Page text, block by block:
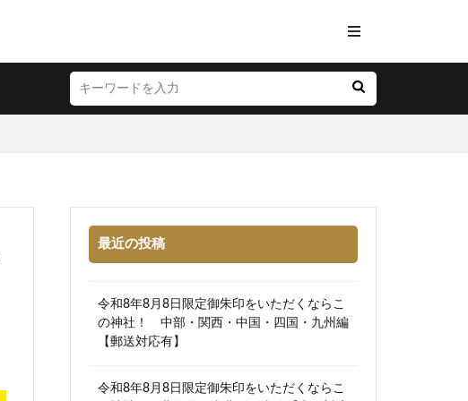
最近の投稿
令和8年8月8日限定御朱印をいただくならこ
の神社！ 中部・関西・中国・四国・九州編
【郵送対応有】
令和8年8月8日限定御朱印をいただくならこ